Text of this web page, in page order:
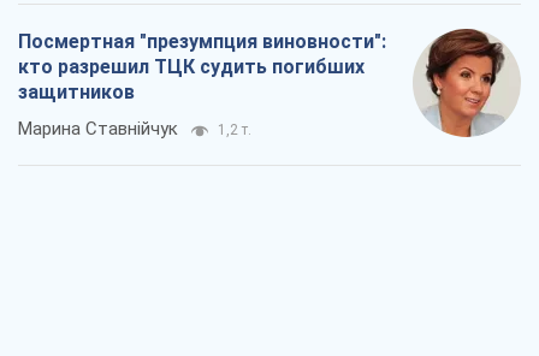
Посмертная "презумпция виновности":
кто разрешил ТЦК судить погибших
защитников
Марина Ставнійчук 1,2 т.